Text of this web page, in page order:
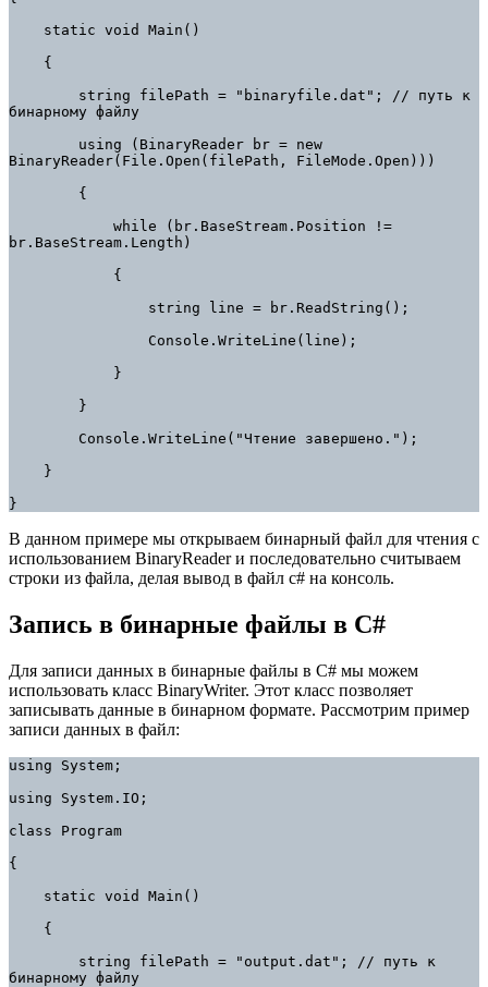
static void Main()
{
string filePath = "binaryfile.dat"; // путь к
бинарному файлу
using (BinaryReader br = new
BinaryReader(File.Open(filePath, FileMode.Open)))
{
while (br.BaseStream.Position !=
br.BaseStream.Length)
{
string line = br.ReadString();
Console.WriteLine(line);
}
}
Console.WriteLine("Чтение завершено.");
}
}
В данном примере мы открываем бинарный файл для чтения с
использованием BinaryReader и последовательно считываем
строки из файла, делая вывод в файл c# на консоль.
Запись в бинарные файлы в C#
Для записи данных в бинарные файлы в C# мы можем
использовать класс BinaryWriter. Этот класс позволяет
записывать данные в бинарном формате. Рассмотрим пример
записи данных в файл:
using System;
using System.IO;
class Program
{
static void Main()
{
string filePath = "output.dat"; // путь к
бинарному файлу